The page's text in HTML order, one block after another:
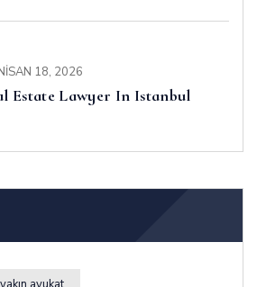
18, 2026
Estate Lawyer In Istanbul